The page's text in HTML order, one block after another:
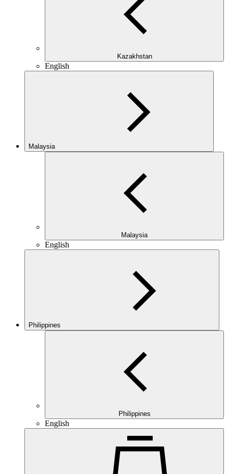
Kazakhstan
English
Malaysia
Malaysia
English
Philippines
Philippines
English